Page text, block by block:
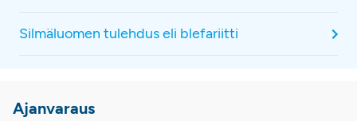
Silmäluomen tulehdus eli blefariitti
Ajanvaraus